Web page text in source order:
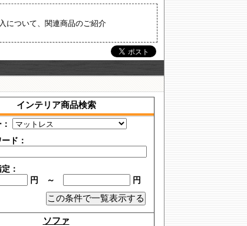
について、関連商品のご紹介
インテリア商品検索
ド：
：
円 ～
円
ソファ